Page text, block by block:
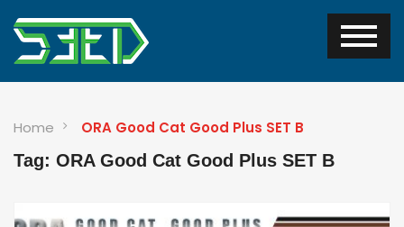
Home ORA Good Cat Good Plus SET B
Tag: ORA Good Cat Good Plus SET B